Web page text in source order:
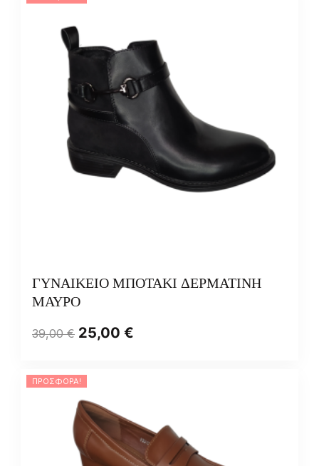
ΓΥΝΑΙΚΕΙΟ ΜΠΟΤΑΚΙ ΔΕΡΜΑΤΙΝΗ
ΜΑΥΡΟ
39,00€ 25,00 €
ΠΡΟΣΦΟΡΆ!